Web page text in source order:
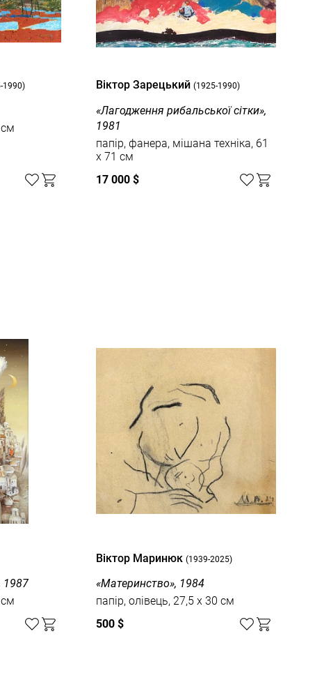
1990) Вiктор Зарецький (1925-1990)
«Лагодження рибальської сітки»,
1981
папір, фанера, мішана техніка, 61
x 71 см
17 000 $
1987
Віктор Маринюк (1939-2025)
«Материнство», 1984
папір, олівець, 27,5 x 30 см
500 $